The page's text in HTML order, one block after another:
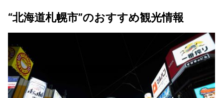
“北海道札幌市”のおすすめ観光情報